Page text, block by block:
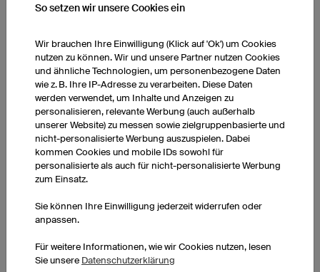
Brûleurs de loups
Eishockey
Niners Chemnitz
Basketball
Triathlon/Radsport
So setzen wir unsere Cookies ein
Wir brauchen Ihre Einwilligung (Klick auf 'Ok') um Cookies
nutzen zu können. Wir und unsere Partner nutzen Cookies
und ähnliche Technologien, um personenbezogene Daten
wie z. B. Ihre IP-Adresse zu verarbeiten. Diese Daten
werden verwendet, um Inhalte und Anzeigen zu
personalisieren, relevante Werbung (auch außerhalb
unserer Website) zu messen sowie zielgruppenbasierte und
nicht-personalisierte Werbung auszuspielen. Dabei
kommen Cookies und mobile IDs sowohl für
personalisierte als auch für nicht-personalisierte Werbung
zum Einsatz.
Sie können Ihre Einwilligung jederzeit widerrufen oder
anpassen.
Für weitere Informationen, wie wir Cookies nutzen, lesen
Sie unsere Datenschutzerklärung